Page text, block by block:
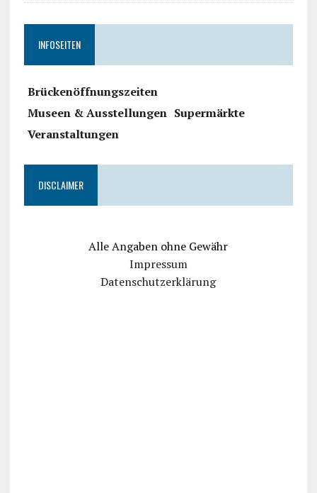
INFOSEITEN
Brückenöffnungszeiten
Museen & Ausstellungen Supermärkte
Veranstaltungen
DISCLAIMER
Alle Angaben ohne Gewähr
Impressum
Datenschutzerklärung